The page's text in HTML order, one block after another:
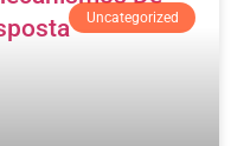
Uncategorized